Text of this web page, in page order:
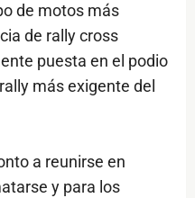
de motos más
de rally cross
puesta en el podio
más exigente del
a reunirse en
y para los